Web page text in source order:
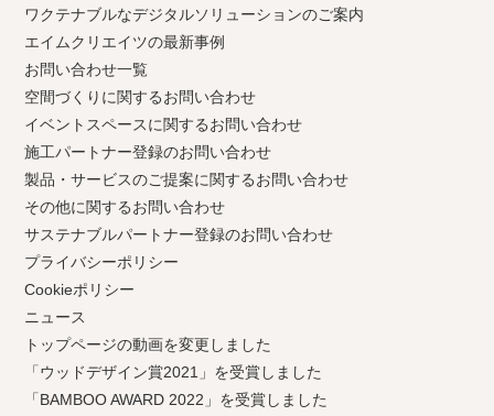
ワクテナブルなデジタルソリューションのご案内
エイムクリエイツの最新事例
お問い合わせ一覧
空間づくりに関するお問い合わせ
イベントスペースに関するお問い合わせ
施工パートナー登録のお問い合わせ
製品・サービスのご提案に関するお問い合わせ
その他に関するお問い合わせ
サステナブルパートナー登録のお問い合わせ
プライバシーポリシー
Cookieポリシー
ニュース
トップページの動画を変更しました
「ウッドデザイン賞2021」を受賞しました
「BAMBOO AWARD 2022」を受賞しました